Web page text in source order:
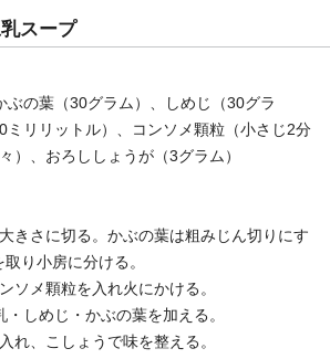
スープ
ぶの葉（30グラム）、しめじ（30グラ
ミリリットル）、コンソメ顆粒（小さじ2分
）、おろししょうが（3グラム）
きさに切る。かぶの葉は粗みじん切りにす
り小房に分ける。
メ顆粒を入れ火にかける。
しめじ・かぶの葉を加える。
、こしょうで味を整える。